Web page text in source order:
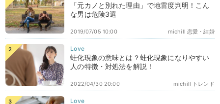
「元カノと別れた理由」で地雷度判明！こん
な男は危険3選
michill 恋愛・結婚
2019/07/05 10:00
蛙化現象の意味とは？蛙化現象になりやすい
人の特徴・対処法を解説！
michill トレンド
2022/04/30 20:00